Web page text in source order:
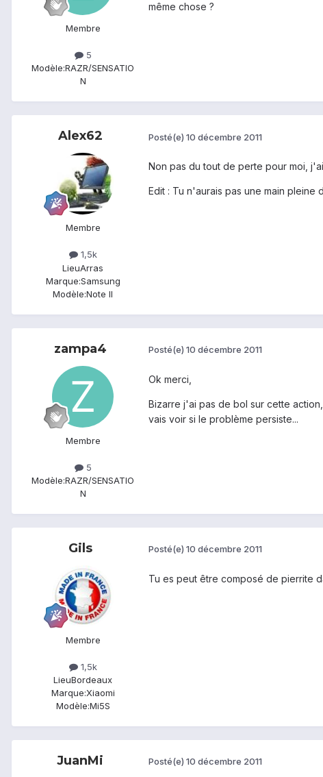
Membre
5
Modèle:RAZR/SENSATIO
N
même chose ?
Alex62
Membre
1,5k
LieuArras
Marque:Samsung
Modèle:Note II
Posté(e) 10 décembre 2011
Non pas du tout de perte pour moi,
Edit : Tu n'aurais pas une main pleine
zampa4
Membre
5
Modèle:RAZR/SENSATIO
N
Posté(e) 10 décembre 2011
Ok merci,
Bizarre j'ai pas de bol sur cette
vais voir si le problème persiste...
Gils
Membre
1,5k
LieuBordeaux
Marque:Xiaomi
Modèle:Mi5S
Posté(e) 10 décembre 2011
Tu es peut être composé de pierrite
JuanMi Posté(e) 10 décembre 2011